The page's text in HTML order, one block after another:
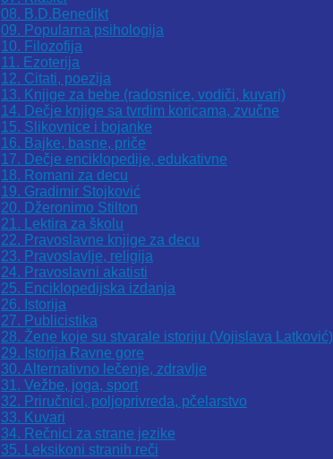
08. B.D.Benedikt
09. Popularna psihologija
10. Filozofija
11. Ezoterija
12. Citati, poezija
13. Knjige za bebe (radosnice, vodiči, kuvari)
14. Dečje knjige sa tvrdim koricama, zvučne
15. Slikovnice i bojanke
16. Bajke, basne, priče
17. Dečje enciklopedije, edukativne
18. Romani za decu
19. Gradimir Stojković
20. Džeronimo Stilton
21. Lektira za školu
22. Pravoslavne knjige za decu
23. Pravoslavlje, religija
24. Pravoslavni akatisti
25. Enciklopedijska izdanja
26. Istorija
27. Publicistika
28. Žene koje su stvarale istoriju (Vojislava Latković)
29. Istorija Ravne gore
30. Alternativno lečenje, zdravlje
31. Vežbe, joga, sport
32. Priručnici, poljoprivreda, pčelarstvo
33. Kuvari
34. Rečnici za strane jezike
35. Leksikoni stranih reči